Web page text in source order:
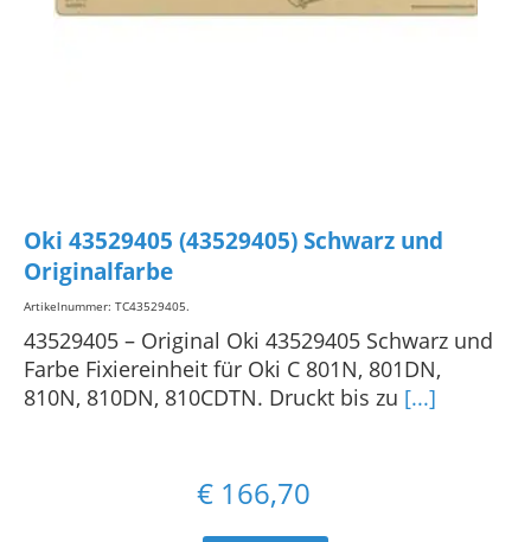
Oki 43529405 (43529405) Schwarz und
Originalfarbe
Artikelnummer: TC43529405.
43529405 – Original Oki 43529405 Schwarz und
Farbe Fixiereinheit für Oki C 801N, 801DN,
810N, 810DN, 810CDTN. Druckt bis zu [...]
€ 166,70